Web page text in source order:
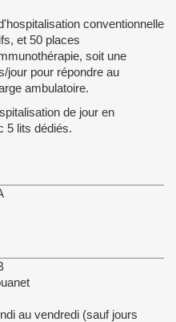
conventionnelle
et 50 places
soit une
jour pour répondre au
ambulatoire.
de jour en
5 lits dédiés.
au vendredi (sauf jours